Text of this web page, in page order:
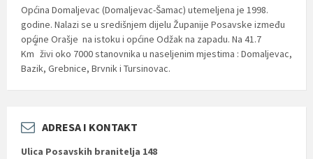
Općina Domaljevac (Domaljevac-Šamac) utemeljena je 1998.
godine. Nalazi se u središnjem dijelu Županije Posavske između
općine Orašje na istoku i općine Odžak na zapadu. Na 41.7
Km
2
živi oko 7000 stanovnika u naseljenim mjestima : Domaljevac,
Bazik, Grebnice, Brvnik i Tursinovac.
ADRESA I KONTAKT
Ulica Posavskih branitelja 148